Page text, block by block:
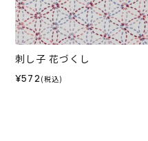
刺し子 花づくし
¥572 (税込)